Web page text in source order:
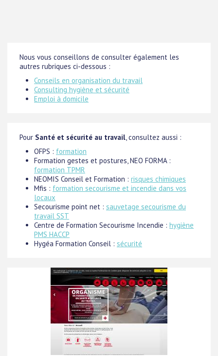
Nous vous conseillons de consulter également les
autres rubriques ci-dessous :
Conseils en organisation du travail
Consulting hygiène et sécurité
Emploi à domicile
Pour Santé et sécurité au travail , consultez aussi :
OFPS : formation
Formation gestes et postures, NEO FORMA :
formation TPMR
NEOMIS Conseil et Formation : risques chimiques
Mfis : formation secourisme et incendie dans vos
locaux
Secourisme point net : sauvetage secourisme du
travail SST
Centre de Formation Secourisme Incendie : hygiène
PMS HACCP
Hygéa Formation Conseil : sécurité